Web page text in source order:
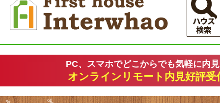
PC、スマホでどこからでも気軽に内
オンラインリモート内見好評受